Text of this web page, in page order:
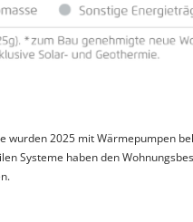
wurden 2025 mit Wärmepumpen
Systeme haben den